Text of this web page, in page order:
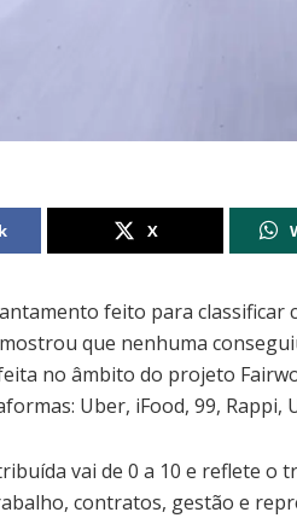
X
feito para
que nenhuma
no âmbito do projeto
Uber, iFood, 99, Rappi,
vai de 0 a 10 e reflete o
contratos, gestão e